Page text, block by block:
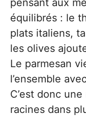
pensant aux
équilibrés : le
plats italiens,
les olives
Le parmesan
l’ensemble
C’est donc
racines dans